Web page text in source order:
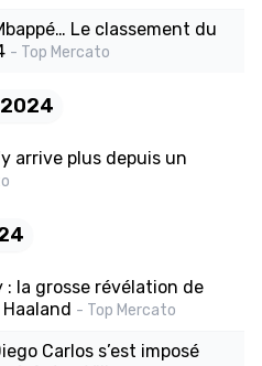
Le classement du
- Top Mercato
arrive plus depuis un
: la grosse révélation de
- Top Mercato
Carlos s’est imposé